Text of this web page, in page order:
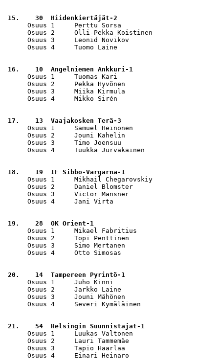
15.    30  Hiidenkiertäjät-2
Osuus 1     Perttu Sorsa
Osuus 2     Olli-Pekka Koistinen
Osuus 3     Leonid Novikov
Osuus 4     Tuomo Laine
16.    10  Angelniemen Ankkuri-1
Osuus 1     Tuomas Kari
Osuus 2     Pekka Hyvönen
Osuus 3     Miika Kirmula
Osuus 4     Mikko Sirén
17.    13  Vaajakosken Terä-3
Osuus 1     Samuel Heinonen
Osuus 2     Jouni Kahelin
Osuus 3     Timo Joensuu
Osuus 4     Tuukka Jurvakainen
18.    19  IF Sibbo-Vargarna-1
Osuus 1     Mikhail Chegarovskiy
Osuus 2     Daniel Blomster
Osuus 3     Victor Mansner
Osuus 4     Jani Virta
19.    28  OK Orient-1
Osuus 1     Mikael Fabritius
Osuus 2     Topi Penttinen
Osuus 3     Simo Mertanen
Osuus 4     Otto Simosas
20.    14  Tampereen Pyrintö-1
Osuus 1     Juho Kinni
Osuus 2     Jarkko Laine
Osuus 3     Jouni Mähönen
Osuus 4     Severi Kymäläinen
21.    54  Helsingin Suunnistajat-1
Osuus 1     Luukas Valtonen
Osuus 2     Lauri Tammemäe
Osuus 3     Tapio Haarlaa
Osuus 4     Einari Heinaro